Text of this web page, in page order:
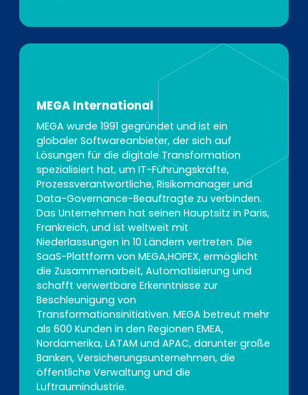
MEGA International
MEGA wurde 1991 gegründet und ist ein
globaler Softwareanbieter, der sich auf
Lösungen für die digitale Transformation
spezialisiert hat, um IT-Führungskräfte,
Prozessverantwortliche, Risikomanager und
Data-Governance-Beauftragte zu verbinden.
Das Unternehmen hat seinen Hauptsitz in Paris,
Frankreich, und ist weltweit mit
Niederlassungen in 10 Ländern vertreten. Die
SaaS-Plattform von MEGA,HOPEX, ermöglicht
die Zusammenarbeit, Automatisierung und
schafft verwertbare Erkenntnisse zur
Beschleunigung von
Transformationsinitiativen. MEGA betreut mehr
als 600 Kunden in den Regionen EMEA,
Nordamerika, LATAM und APAC, darunter große
Banken, Versicherungsunternehmen, die
öffentliche Verwaltung und die
Luftraumindustrie.